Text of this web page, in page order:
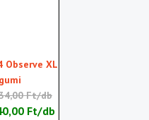
Observe XL
Ft/db
Ft/db